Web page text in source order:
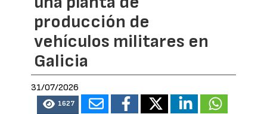
producción de
vehículos militares en
Galicia
31/07/2026
1627